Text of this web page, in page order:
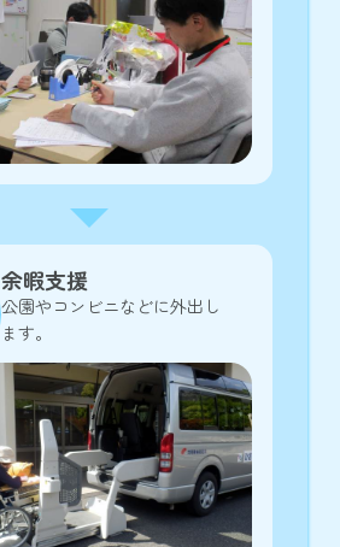
余暇支援
公園やコンビニなどに外出し
ます。